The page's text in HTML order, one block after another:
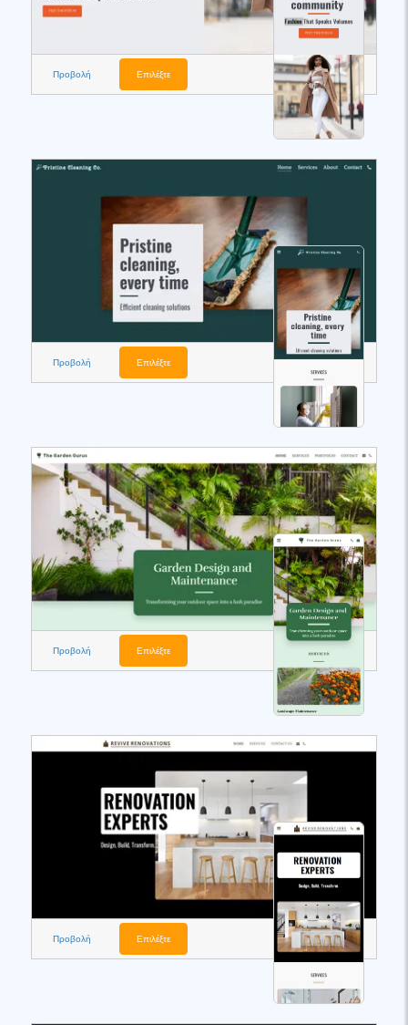
Προβολή Επιλέξτε
Προβολή Επιλέξτε
Προβολή Επιλέξτε
Προβολή Επιλέξτε